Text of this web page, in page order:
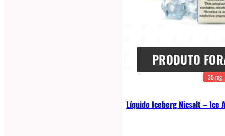
PRODUTO
35 mg
Líquido Iceberg Nicsalt – Ice